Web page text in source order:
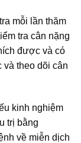
mỗi lần thăm
tra cân nặng
được và có
và theo dõi cân
kinh nghiệm
trị bằng
về miễn dịch